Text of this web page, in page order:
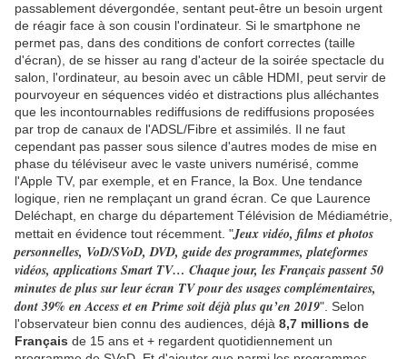
passablement dévergondée, sentant peut-être un besoin urgent
de réagir face à son cousin l'ordinateur. Si le smartphone ne
permet pas, dans des conditions de confort correctes (taille
d'écran), de se hisser au rang d'acteur de la soirée spectacle du
salon, l'ordinateur, au besoin avec un câble HDMI, peut servir de
pourvoyeur en séquences vidéo et distractions plus alléchantes
que les incontournables rediffusions de rediffusions proposées
par trop de canaux de l'ADSL/Fibre et assimilés. Il ne faut
cependant pas passer sous silence d'autres modes de mise en
phase du téléviseur avec le vaste univers numérisé, comme
l'Apple TV, par exemple, et en France, la Box. Une tendance
logique, rien ne remplaçant un grand écran. Ce que Laurence
Deléchapt, en charge du département Télévision de Médiamétrie,
mettait en évidence tout récemment. "Jeux vidéo, films et photos
personnelles, VoD/SVoD, DVD, guide des programmes, plateformes
vidéos, applications Smart TV… Chaque jour, les Français passent 50
minutes de plus sur leur écran TV pour des usages complémentaires,
dont 39% en Access et en Prime soit déjà plus qu’en 2019". Selon
l'observateur bien connu des audiences, déjà 8,7 millions de
Français de 15 ans et + regardent quotidiennement un